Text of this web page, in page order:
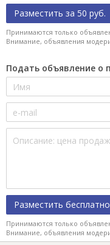
Разместить за 50 руб.
Принимаются только
Внимание, объявления
Подать объявление о
Разместить бесплатно
Принимаются только
Внимание, объявления